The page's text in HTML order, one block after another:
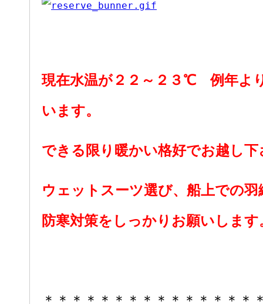
現在水温が２２～２３℃ 例年よ
います。
できる限り暖かい格好でお越し下
ウェットスーツ選び、船上での
防寒対策をしっかりお願いします
＊＊＊＊＊＊＊＊＊＊＊＊＊＊＊